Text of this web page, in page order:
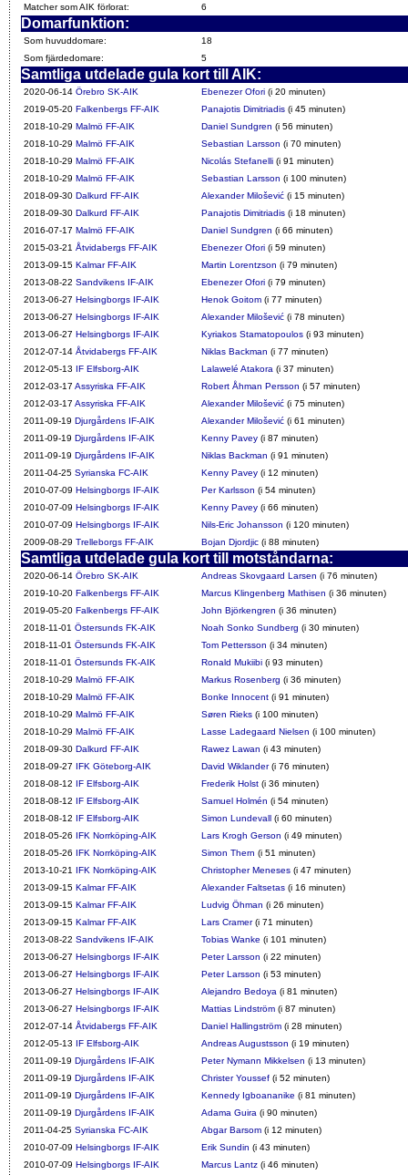
Matcher som AIK förlorat:
6
Domarfunktion:
Som huvuddomare:
18
Som fjärdedomare:
5
Samtliga utdelade gula kort till AIK:
2020-06-14 Örebro SK-AIK Ebenezer Ofori (i 20 minuten)
2019-05-20 Falkenbergs FF-AIK Panajotis Dimitriadis (i 45 minuten)
2018-10-29 Malmö FF-AIK Daniel Sundgren (i 56 minuten)
2018-10-29 Malmö FF-AIK Sebastian Larsson (i 70 minuten)
2018-10-29 Malmö FF-AIK Nicolás Stefanelli (i 91 minuten)
2018-10-29 Malmö FF-AIK Sebastian Larsson (i 100 minuten)
2018-09-30 Dalkurd FF-AIK Alexander Milošević (i 15 minuten)
2018-09-30 Dalkurd FF-AIK Panajotis Dimitriadis (i 18 minuten)
2016-07-17 Malmö FF-AIK Daniel Sundgren (i 66 minuten)
2015-03-21 Åtvidabergs FF-AIK Ebenezer Ofori (i 59 minuten)
2013-09-15 Kalmar FF-AIK Martin Lorentzson (i 79 minuten)
2013-08-22 Sandvikens IF-AIK Ebenezer Ofori (i 79 minuten)
2013-06-27 Helsingborgs IF-AIK Henok Goitom (i 77 minuten)
2013-06-27 Helsingborgs IF-AIK Alexander Milošević (i 78 minuten)
2013-06-27 Helsingborgs IF-AIK Kyriakos Stamatopoulos (i 93 minuten)
2012-07-14 Åtvidabergs FF-AIK Niklas Backman (i 77 minuten)
2012-05-13 IF Elfsborg-AIK Lalawelé Atakora (i 37 minuten)
2012-03-17 Assyriska FF-AIK Robert Åhman Persson (i 57 minuten)
2012-03-17 Assyriska FF-AIK Alexander Milošević (i 75 minuten)
2011-09-19 Djurgårdens IF-AIK Alexander Milošević (i 61 minuten)
2011-09-19 Djurgårdens IF-AIK Kenny Pavey (i 87 minuten)
2011-09-19 Djurgårdens IF-AIK Niklas Backman (i 91 minuten)
2011-04-25 Syrianska FC-AIK Kenny Pavey (i 12 minuten)
2010-07-09 Helsingborgs IF-AIK Per Karlsson (i 54 minuten)
2010-07-09 Helsingborgs IF-AIK Kenny Pavey (i 66 minuten)
2010-07-09 Helsingborgs IF-AIK Nils-Eric Johansson (i 120 minuten)
2009-08-29 Trelleborgs FF-AIK Bojan Djordjic (i 88 minuten)
Samtliga utdelade gula kort till motståndarna:
2020-06-14 Örebro SK-AIK Andreas Skovgaard Larsen (i 76 minuten)
2019-10-20 Falkenbergs FF-AIK Marcus Klingenberg Mathisen (i 36 minuten)
2019-05-20 Falkenbergs FF-AIK John Björkengren (i 36 minuten)
2018-11-01 Östersunds FK-AIK Noah Sonko Sundberg (i 30 minuten)
2018-11-01 Östersunds FK-AIK Tom Pettersson (i 34 minuten)
2018-11-01 Östersunds FK-AIK Ronald Mukiibi (i 93 minuten)
2018-10-29 Malmö FF-AIK Markus Rosenberg (i 36 minuten)
2018-10-29 Malmö FF-AIK Bonke Innocent (i 91 minuten)
2018-10-29 Malmö FF-AIK Søren Rieks (i 100 minuten)
2018-10-29 Malmö FF-AIK Lasse Ladegaard Nielsen (i 100 minuten)
2018-09-30 Dalkurd FF-AIK Rawez Lawan (i 43 minuten)
2018-09-27 IFK Göteborg-AIK David Wiklander(i 76 minuten)
2018-08-12 IF Elfsborg-AIK Frederik Holst (i 36 minuten)
2018-08-12 IF Elfsborg-AIK Samuel Holmén (i 54 minuten)
2018-08-12 IF Elfsborg-AIK Simon Lundevall (i 60 minuten)
2018-05-26 IFK Norrköping-AIK Lars Krogh Gerson (i 49 minuten)
2018-05-26 IFK Norrköping-AIK Simon Thern (i 51 minuten)
2013-10-21 IFK Norrköping-AIK Christopher Meneses (i 47 minuten)
2013-09-15 Kalmar FF-AIK Alexander Faltsetas (i 16 minuten)
2013-09-15 Kalmar FF-AIK Ludvig Öhman (i 26 minuten)
2013-09-15 Kalmar FF-AIK Lars Cramer(i 71 minuten)
2013-08-22 Sandvikens IF-AIK Tobias Wanke (i 101 minuten)
2013-06-27 Helsingborgs IF-AIK Peter Larsson (i 22 minuten)
2013-06-27 Helsingborgs IF-AIK Peter Larsson (i 53 minuten)
2013-06-27 Helsingborgs IF-AIK Alejandro Bedoya (i 81 minuten)
2013-06-27 Helsingborgs IF-AIK Mattias Lindström (i 87 minuten)
2012-07-14 Åtvidabergs FF-AIK Daniel Hallingström (i 28 minuten)
2012-05-13 IF Elfsborg-AIK Andreas Augustsson (i 19 minuten)
2011-09-19 Djurgårdens IF-AIK Peter Nymann Mikkelsen (i 13 minuten)
2011-09-19 Djurgårdens IF-AIK Christer Youssef (i 52 minuten)
2011-09-19 Djurgårdens IF-AIK Kennedy Igboananike (i 81 minuten)
2011-09-19 Djurgårdens IF-AIK Adama Guira (i 90 minuten)
2011-04-25 Syrianska FC-AIK Abgar Barsom (i 12 minuten)
2010-07-09 Helsingborgs IF-AIK Erik Sundin (i 43 minuten)
2010-07-09 Helsingborgs IF-AIK Marcus Lantz (i 46 minuten)